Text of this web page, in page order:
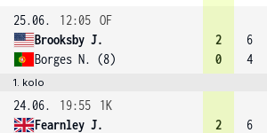
25.06.
12:05 OF
Brooksby J.
Borges N. (8)
2
0
6
4
1. kolo
24.06. 19:55
1K
Fearnley J.
2
6